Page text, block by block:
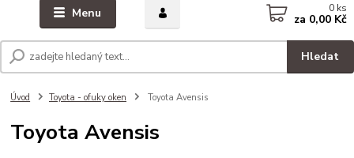
Menu
Hledat
0 ks
za 0,00 Kč
Úvod Toyota - ofuky oken Toyota Avensis
Toyota Avensis